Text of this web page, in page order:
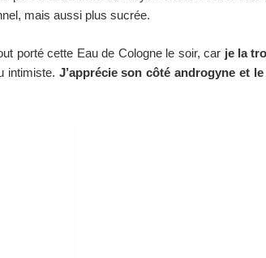
mais aussi plus sucrée.
porté cette Eau de Cologne le soir, car je la
intimiste. J’apprécie son côté androgyne et